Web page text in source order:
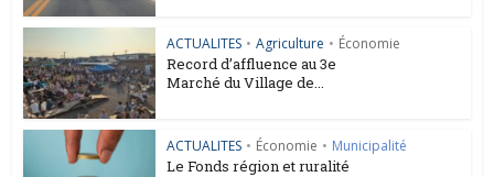
ACTUALITES • Agriculture • Économie
Record d’affluence au 3e
Marché du Village de...
ACTUALITES • Économie • Municipalité
Le Fonds région et ruralité